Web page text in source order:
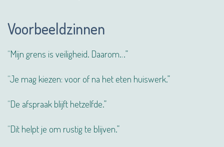
Voorbeeldzinnen
“Mijn grens is veiligheid. Daarom…”
“Je mag kiezen: voor of na het eten huiswerk.”
“De afspraak blijft hetzelfde.”
“Dit helpt je om rustig te blijven.”